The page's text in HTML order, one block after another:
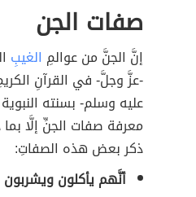
صفات الجن
إنَّ الجنَّ من عوالمِ الغيبِ
-عزَّ وجلَّ- في القرآنِ
عليه وسلم- بسنته
معرفة صفات الجنِّ إلَّا
ذكر بعض هذه الصفاتِ:
أنَّهم يأكلون ويشربون